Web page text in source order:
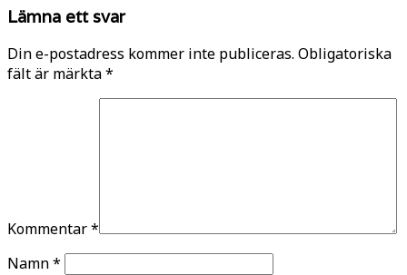
Lämna ett svar
Din e-postadress kommer inte publiceras. Obligatoriska
fält är märkta*
Kommentar*
Namn*